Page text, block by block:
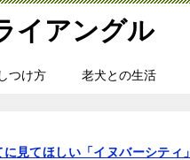
イアングル
つけ方 老犬との生活
見てほしい「イヌバーシティ」